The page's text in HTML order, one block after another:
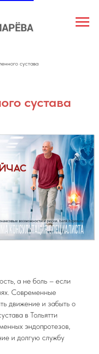
сустава
сустава
а не боль – если
Современные
движение и забыть о
в Тольятти
эндопротезов,
и долгую службу